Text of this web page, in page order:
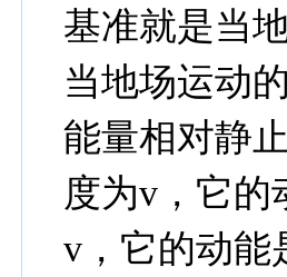
基准就是当
当地场运动
能量相对静
度为v，它的
v，它的动能